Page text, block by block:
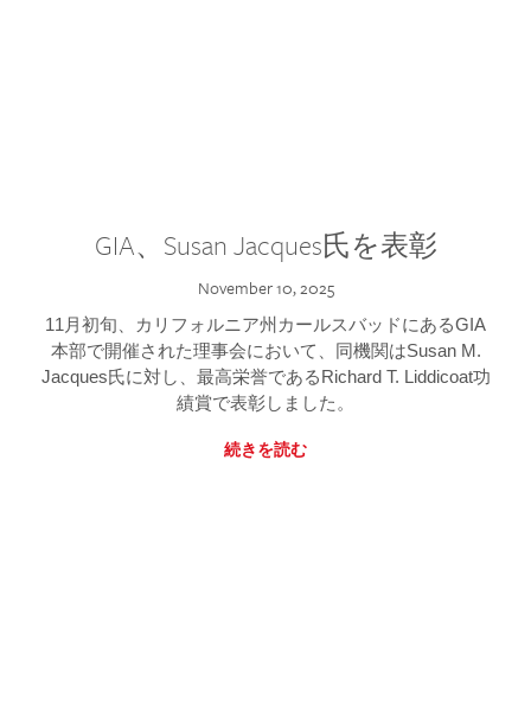
GIA、Susan Jacques氏を表彰
November 10, 2025
11月初旬、カリフォルニア州カールスバッドにあるGIA
本部で開催された理事会において、同機関はSusan M.
Jacques氏に対し、最高栄誉であるRichard T. Liddicoat功
績賞で表彰しました。
続きを読む